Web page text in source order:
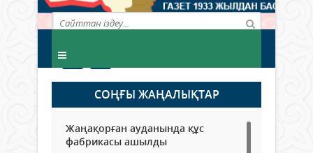
СОҢҒЫ ЖАҢАЛЫҚТАР
Жаңақорған ауданында құс
фабрикасы ашылды